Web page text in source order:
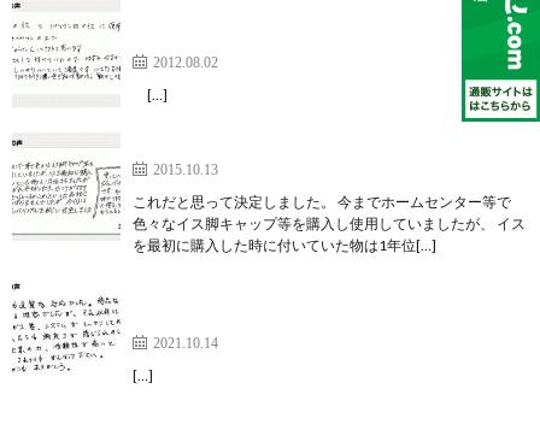
イスにしっかり付いて、小さな子どもが動かしても
2012.08.02
[…]
2015.10.13
これだと思って決定しました。 今までホームセンター等で
色々なイス脚キャップ等を購入し使用していましたが、 イス
を最初に購入した時に付いていた物は1年位[…]
2021.10.14
[…]